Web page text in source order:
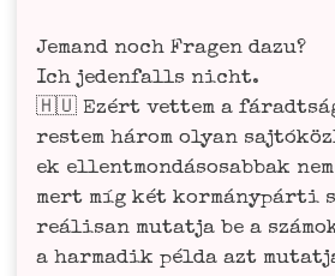
Jemand noch Fra­gen dazu?
Ich jeden­falls nicht.
🇭🇺 Ezért vet­tem a
res­tem három oly­an
ek ellent­mon­dá­sosab­bak
mert míg két kor­má­ny­pár­ti
reá­li­san mutat­ja be a
a har­ma­dik pél­da azt